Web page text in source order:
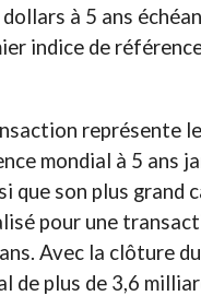
à 5 ans
indice de
représente
mondial à 5 ​​ans
que son plus grand
pour une
Avec la clôture
de plus de 3,6